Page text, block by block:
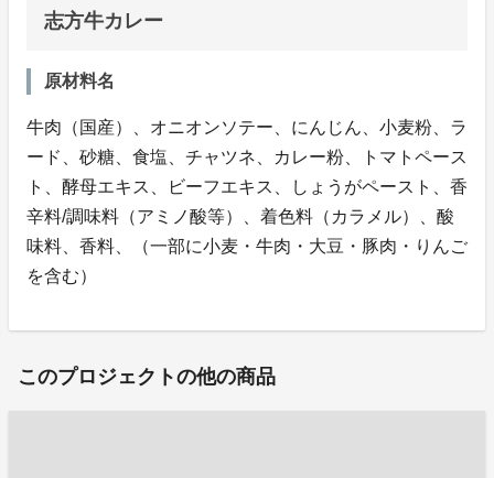
志方牛カレー
原材料名
牛肉（国産）、オニオンソテー、にんじん、小麦粉、ラ
ード、砂糖、食塩、チャツネ、カレー粉、トマトペース
ト、酵母エキス、ビーフエキス、しょうがペースト、香
辛料/調味料（アミノ酸等）、着色料（カラメル）、酸
味料、香料、（一部に小麦・牛肉・大豆・豚肉・りんご
を含む）
このプロジェクトの他の商品